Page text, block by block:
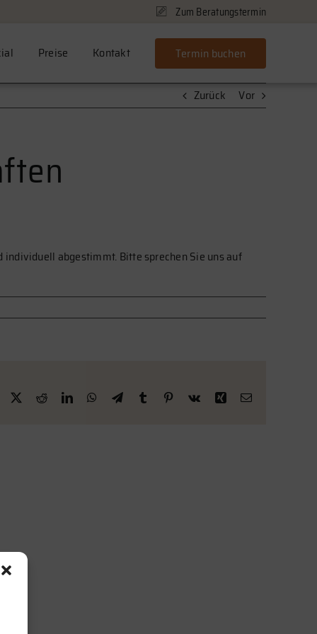
Zum Beratungstermin
Preise Kontakt Termin buchen
Zurück Vor
individuell abgestimmt. Bitte sprechen Sie uns auf
X RedditLinkedInWhatsApp
TelegramTumblr Pinterest
Vk Xing E-